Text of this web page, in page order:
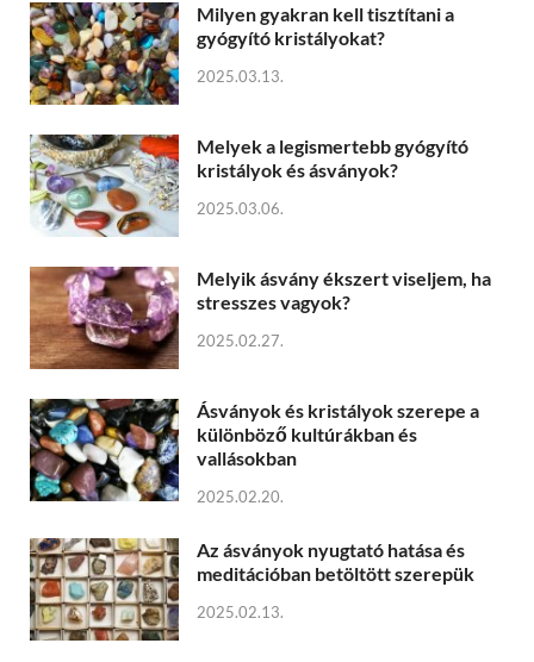
Milyen gyakran kell tisztítani a
gyógyító kristályokat?
2025.03.13.
Melyek a legismertebb gyógyító
kristályok és ásványok?
2025.03.06.
Melyik ásvány ékszert viseljem, ha
stresszes vagyok?
2025.02.27.
Ásványok és kristályok szerepe a
különböző kultúrákban és
vallásokban
2025.02.20.
Az ásványok nyugtató hatása és
meditációban betöltött szerepük
2025.02.13.